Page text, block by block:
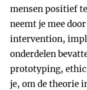
mensen positief
neemt je mee
intervention,
onderdelen
prototyping,
je, om de theorie